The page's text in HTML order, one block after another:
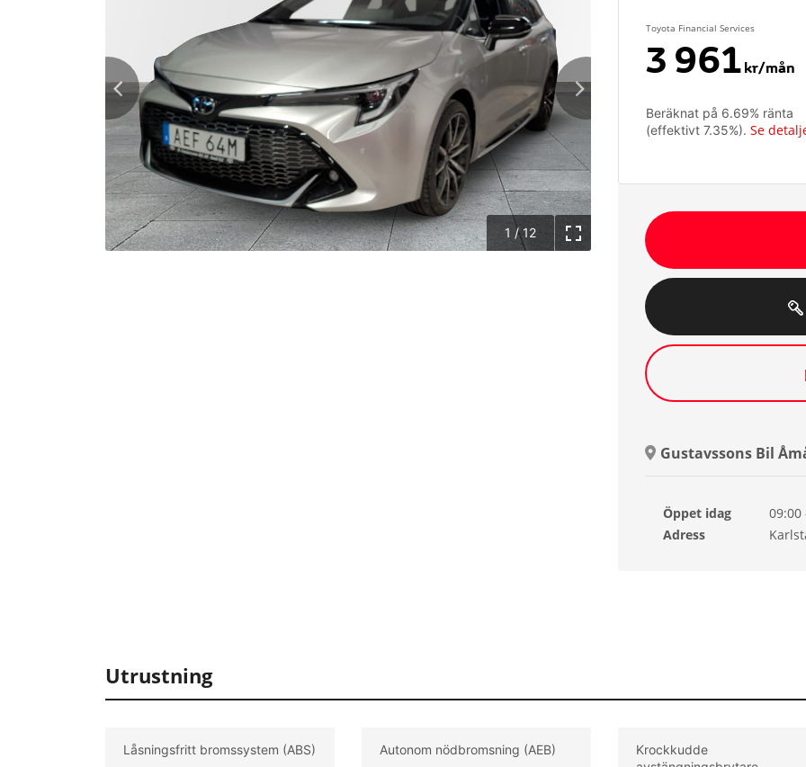
1 /12
Toyota Financial Services
3 961kr/mån
Beräknat på 6.69% ränta
(effektivt 7.35%). Se
Gustavssons Bil
Öppet idag
09:00
Adress
Utrustning
Låsningsfritt bromssystem (ABS) Autonom nödbromsning (AEB)
Krockkudde